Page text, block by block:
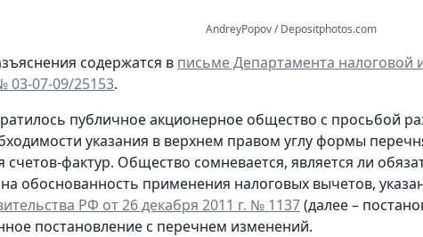
AndreyPopov / Depositphotos.com
содержатся в письме Департамента
03-07-09/25153.
публичное акционерное общество с просьбой
указания в верхнем правом углу формы
фактур. Общество сомневается, является ли
обоснованность применения налоговых вычетов,
РФ от 26 декабря 2011 г. № 1137(далее –
постановление с перечнем изменений.